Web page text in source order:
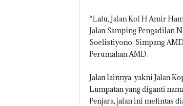
“Lalu, Jalan Kol H Amir
Jalan Samping Pengadilan
Soelistiyono: Simpang
Perumahan AMD.
Jalan lainnya, yakni Jalan
Lumpatan yang diganti
Penjara, jalan ini melintas